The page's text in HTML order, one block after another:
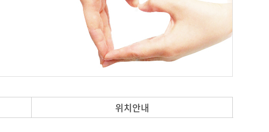
위치안내